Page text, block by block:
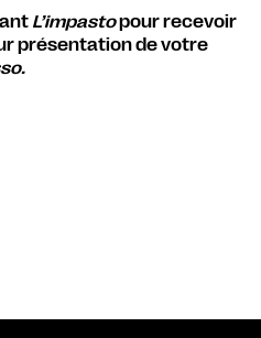
L’impastopour recevoir
présentation de votre